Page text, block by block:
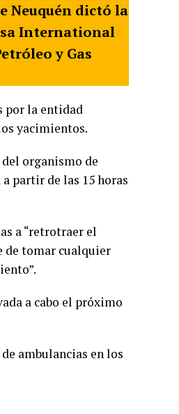
Neuquén dictó la
International
y Gas
por la entidad
yacimientos.
organismo de
partir de las 15 horas
a “retrotraer el
de tomar cualquier
a cabo el próximo
ambulancias en los